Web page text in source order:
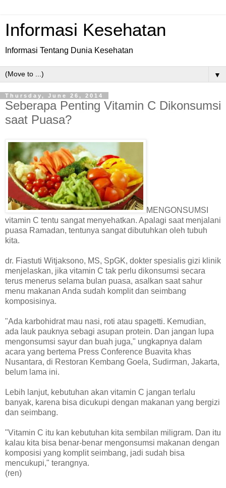
Informasi Kesehatan
Informasi Tentang Dunia Kesehatan
▼
Thursday, June 26, 2014
Seberapa Penting Vitamin C Dikonsumsi
saat Puasa?
MENGONSUMSI
vitamin C tentu sangat menyehatkan. Apalagi saat menjalani
puasa Ramadan, tentunya sangat dibutuhkan oleh tubuh
kita.
dr. Fiastuti Witjaksono, MS, SpGK, dokter spesialis gizi klinik
menjelaskan, jika vitamin C tak perlu dikonsumsi secara
terus menerus selama bulan puasa, asalkan saat sahur
menu makanan Anda sudah komplit dan seimbang
komposisinya.
"Ada karbohidrat mau nasi, roti atau spagetti. Kemudian,
ada lauk pauknya sebagi asupan protein. Dan jangan lupa
mengonsumsi sayur dan buah juga," ungkapnya dalam
acara yang bertema Press Conference Buavita khas
Nusantara, di Restoran Kembang Goela, Sudirman, Jakarta,
belum lama ini.
Lebih lanjut, kebutuhan akan vitamin C jangan terlalu
banyak, karena bisa dicukupi dengan makanan yang bergizi
dan seimbang.
"Vitamin C itu kan kebutuhan kita sembilan miligram. Dan itu
kalau kita bisa benar-benar mengonsumsi makanan dengan
komposisi yang komplit seimbang, jadi sudah bisa
mencukupi," terangnya.
(ren)